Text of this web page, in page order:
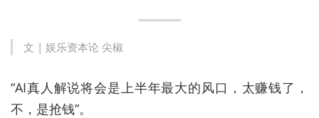
文 | 娱乐资本论 尖椒
“AI真人解说将会是上半年最大的风口，太赚钱了，
不，是抢钱”。